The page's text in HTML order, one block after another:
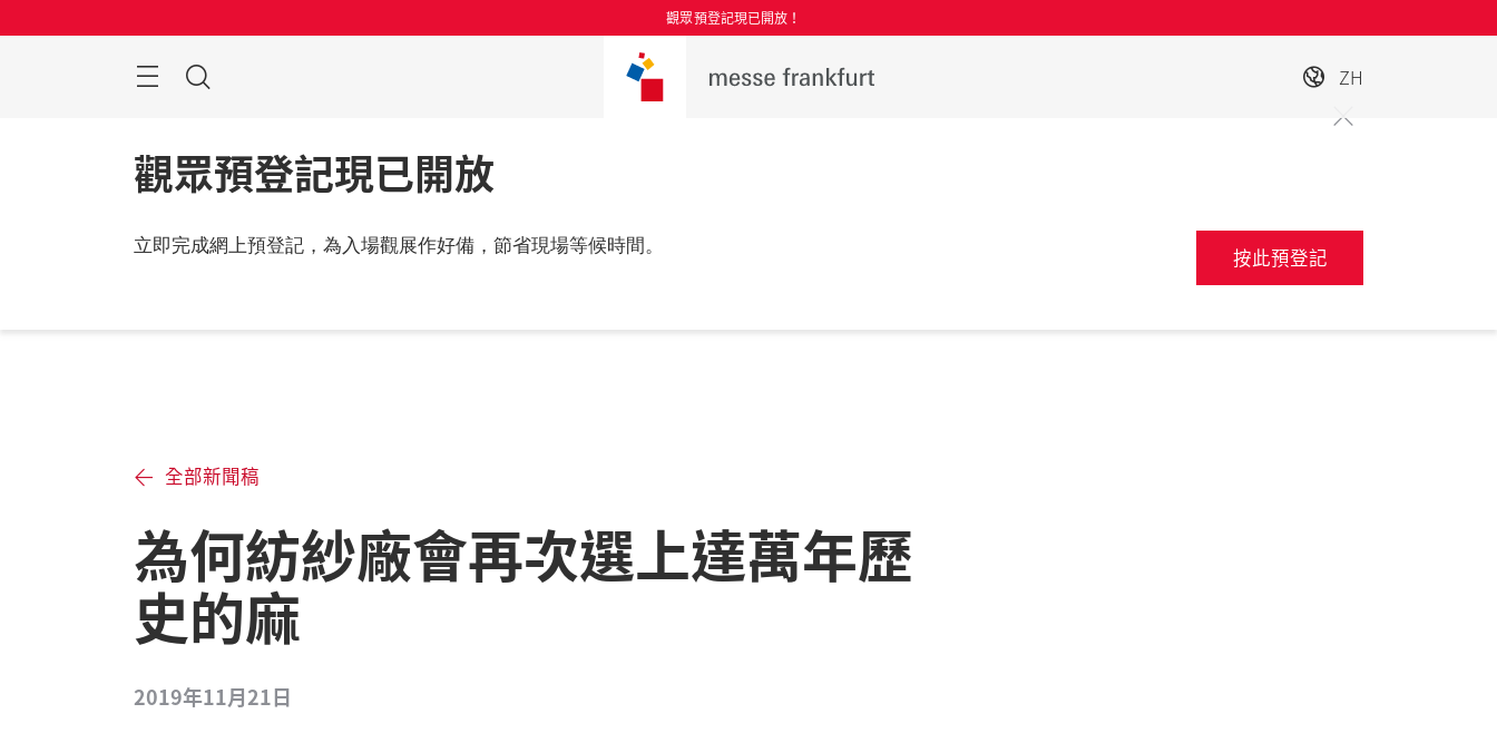
過
觀眾預登記現已開放！
目
搜
ZH
觀眾預登記現已開放
立即完成網上預登記，為入場觀展作好備，節省現場等候時間。 按此預登記
全部新聞稿
為何紡紗廠會再次選上達萬年歷
史的麻
2019年11月21日